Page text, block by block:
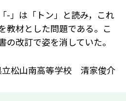
-」は「トン」と読み，これ
教材とした問題である。こ
の改訂で姿を消していた。
立松山南高等学校 清家俊介